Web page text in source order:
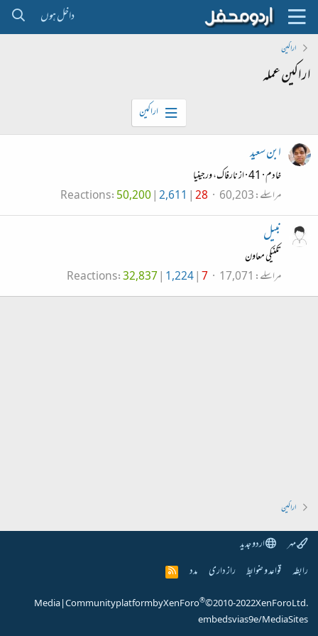
داخل ہوں
اراکین
اراکین عملہ
اراکین
ابن سعید
خادم·
·ازنارفاک، ورجینیا
مراسلے 60,203
Reactions 50,200 2,611 28
نبیل
تکنیکی معاون
مراسلے 17,071
Reactions 32,837 1,224 7
اراکین
مہر
اردو جدید
رابطہ قواعد و ضوابط راز داری مدد
R
S
Community platform by XenForo®© 2010-2022 XenForo Ltd.
|
Media
embeds via s9e/MediaSites